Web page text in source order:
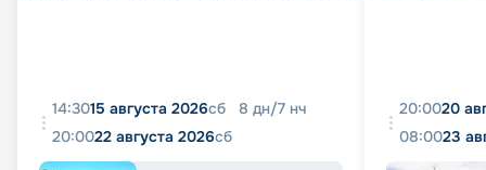
14:3015 августа 2026сб 8 дн/7 нч
20:0022 августа 2026сб
20:0020
08:0023